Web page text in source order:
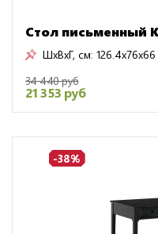
Стол письменный
ШxВxГ, см: 126.4x76x66
34 440 руб
21 353 руб
-38%